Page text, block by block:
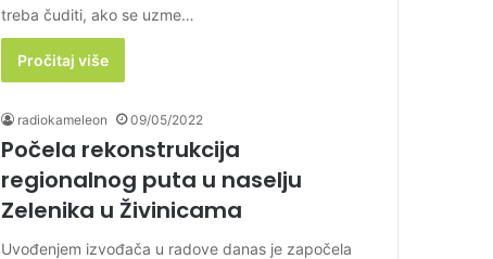
treba čuditi, ako se uzme…
Pročitaj više
radiokameleon 09/05/2022
Počela rekonstrukcija
regionalnog puta u naselju
Zelenika u Živinicama
Uvođenjem izvođača u radove danas je započela